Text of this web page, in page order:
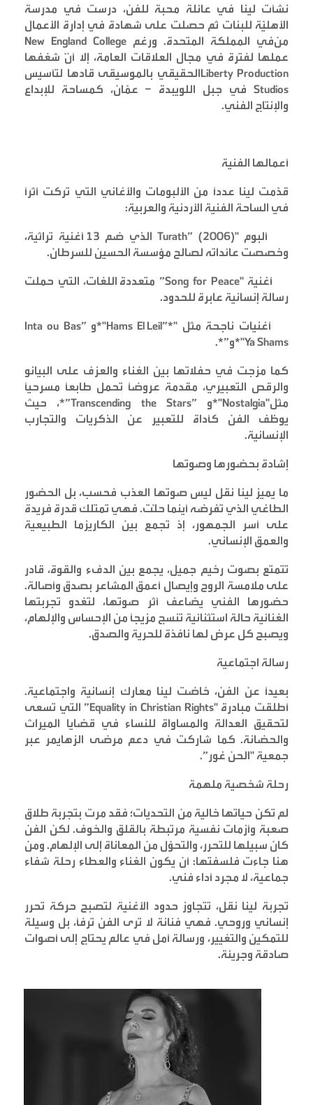
نشأت لينا في عائلة محبة للفن، درست في مدرسة
الأهليّة للبنات ثم حصلت على شهادة في إدارة الأعمال
من
New England College في المملكة المتحدة. ورغم
عملها لفترة في مجال العلاقات العامة، إلا أنّ شغفها
الحقيقي بالموسيقى قادها لتأسيسLiberty Production
Studios في جبل اللويبدة – عمّان، كمساحة للإبداع
والإنتاج الفني.
أعمالها الفنية
قدّمت لينا عددًا من الألبومات والأغاني التي تركت أثرًا
في الساحة الفنية الأردنية والعربية:
ألبوم "Turath” (2006)
الذي ضم 13 أغنية تراثية،
وخصصت عائداته لصالح مؤسسة الحسين للسرطان.
أغنية "Song for Peace”
متعددة اللغات، التي حملت
رسالة إنسانية عابرة للحدود.
أغنيات ناجحة مثل "Inta ou Bas” و*"Hams El Leil”*
و*"Ya Shams”*.
كما مزجت في حفلاتها بين الغناء والعزف على البيانو
والرقص التعبيري، مقدمة عروضًا تحمل طابعًا مسرحيًا
مثل"Transcending the Stars” و*"Nostalgia”*
، حيث
يوظف الفن كأداة للتعبير عن الذكريات والتجارب
الإنسانية.
إشادة بحضورها وصوتها
ما يميز لينا نقل ليس صوتها العذب فحسب، بل الحضور
الطاغي الذي تفرضه أينما حلّت. فهي تمتلك قدرة فريدة
على أسر الجمهور، إذ تجمع بين الكاريزما الطبيعية
والعمق الإنساني.
تتمتع بصوت رخيم جميل، يجمع بين الدفء والقوة، قادر
على ملامسة الروح وإيصال أعمق المشاعر بصدق وأصالة.
حضورها الفني يضاعف أثر صوتها، لتغدو تجربتها
الغنائية حالة استثنائية تنسج مزيجًا من الإحساس والإلهام،
ويصبح كل عرض لها نافذة للحرية والصدق.
رسالة اجتماعية
بعيدًا عن الفن، خاضت لينا معارك إنسانية واجتماعية.
أطلقت مبادرة "Equality in Christian Rights”
التي تسعى
لتحقيق العدالة والمساواة للنساء في قضايا الميراث
والحضانة. كما شاركت في دعم مرضى الزهايمر عبر
جمعية "الحن غور”.
رحلة شخصية ملهمة
لم تكن حياتها خالية من التحديات؛ فقد مرت بتجربة طلاق
صعبة وأزمات نفسية مرتبطة بالقلق والخوف. لكن الفن
كان سبيلها للتحرر، والتحوّل من المعاناة إلى الإلهام. ومن
هنا جاءت فلسفتها: أن يكون الغناء والعطاء رحلة شفاء
جماعية، لا مجرد أداء فني.
تجربة لينا نقل، تتجاوز حدود الأغنية لتصبح حركة تحرر
إنساني وروحي. فهي فنانة لا ترى الفن ترفًا، بل وسيلة
للتمكين والتغيير، ورسالة أمل في عالم يحتاج إلى أصوات
صادقة وجريئة.